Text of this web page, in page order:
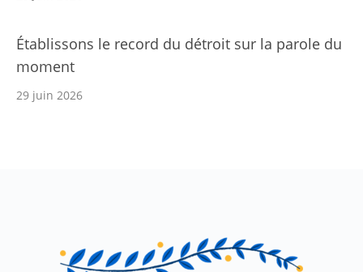
Établissons le record du détroit sur la parole du
moment
29 juin 2026